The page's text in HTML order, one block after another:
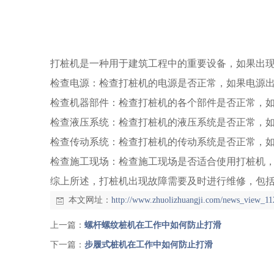
打桩机是一种用于建筑工程中的重要设备，如果出
检查电源：检查打桩机的电源是否正常，如果电源
检查机器部件：检查打桩机的各个部件是否正常，
检查液压系统：检查打桩机的液压系统是否正常，
检查传动系统：检查打桩机的传动系统是否正常，
检查施工现场：检查施工现场是否适合使用打桩机
综上所述，打桩机出现故障需要及时进行维修，包
本文网址： http://www.zhuolizhuangji.com/
上一篇： 螺杆螺纹桩机在工作中如何防止打滑
下一篇： 步履式桩机在工作中如何防止打滑